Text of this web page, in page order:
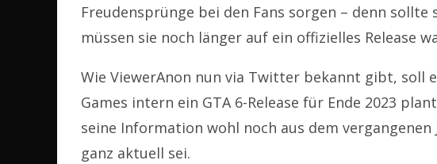
Freudensprünge bei den Fans sorgen – denn
müssen sie noch länger auf ein offizielles Release
Wie ViewerAnon nun via Twitter bekannt gibt, soll
Games intern ein GTA 6-Release für Ende 2023
seine Information wohl noch aus dem
ganz aktuell sei.